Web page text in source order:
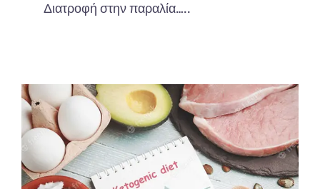
Διατροφή στην παραλία…..